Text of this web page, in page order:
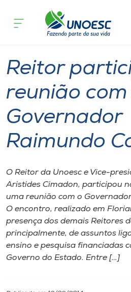
Cursos
Atendimento ao Estudante
Portal de Ensino
A
Internacionalização
I.nova
acontece
Reitor
reunião com
Governador
Raimundo
O Reitor da Unoesc e Vice-
Aristides Cimadon, participou
uma reunião com o
O encontro, realizado em
presença dos demais Reitores
principalmente, de assuntos
ensino e pesquisa financiadas
Governo do Estado. Entre […]